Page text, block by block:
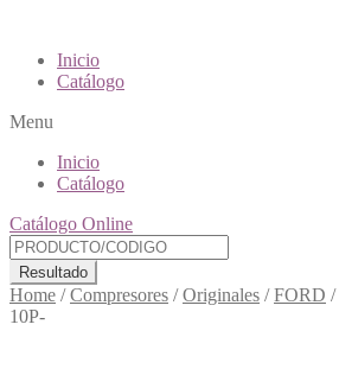
Inicio
Catálogo
Menu
Inicio
Catálogo
Catálogo Online
Resultado
Home /Compresores /Originales /FORD /
10P-